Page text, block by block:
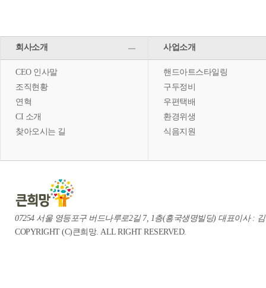
회사소개
CEO 인사말
조직현황
연혁
CI 소개
찾아오시는 길
사업소개
핸드아트스타일링
구두정비
우편택배
환경위생
식음지원
07254 서울 영등포구 버드나루로2길 7, 1층(흥국생명빌딩) 대표이사 : 김
COPYRIGHT (C)큰희망. ALL RIGHT RESERVED.